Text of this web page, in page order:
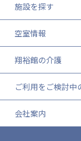
施設を探す
空室情報
翔裕館の介護
ご利用をご検討中
会社案内